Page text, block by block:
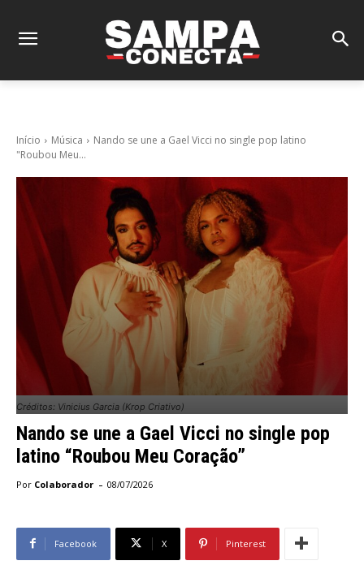
Início Música
Nando se une a Gael Vicci no single pop latino
"Roubou Meu...
Créditos: Vinicius Garcia (Krop Criativo)
Nando se une a Gael Vicci no single pop
latino “Roubou Meu Coração”
Por Colaborador - 08/07/2026
Facebook X Pinterest